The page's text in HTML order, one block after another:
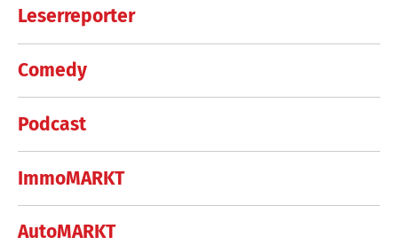
Leserreporter
Comedy
Podcast
ImmoMARKT
AutoMARKT